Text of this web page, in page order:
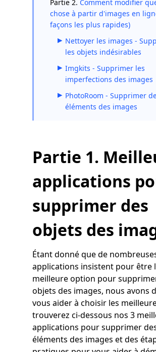
Partie 2. Comment modifier
chose à partir d'images en
façons les plus rapides)
Nettoyer les images -
les objets indésirables
Imgkits - Supprimer les
imperfections des images
PhotoRoom - Supprimer
éléments des images
Partie 1.
applications
supprimer des
objets des
Étant donné que de
applications insistent pour être
meilleure option pour
objets des images, nous avons
vous aider à choisir les
trouverez ci-dessous nos 3
applications pour supprimer
éléments des images et des